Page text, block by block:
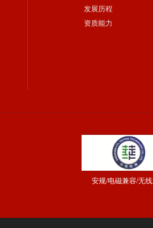
发展历程
资质能力
安规/电磁兼容/无